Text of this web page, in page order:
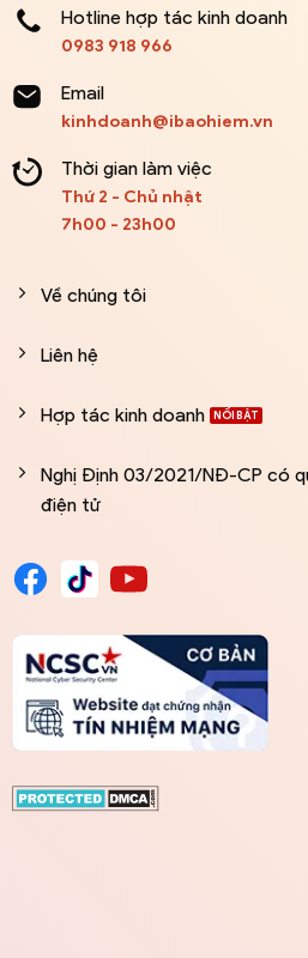
Hotline hợp tác kinh doanh
0983 918 966
Email
kinhdoanh@ibaohiem.vn
Thời gian làm việc
Thứ 2 - Chủ nhật
7h00 - 23h00
Về chúng tôi
Liên hệ
Hợp tác kinh doanh
Nghị Định 03/2021/NĐ-CP có
điện tử